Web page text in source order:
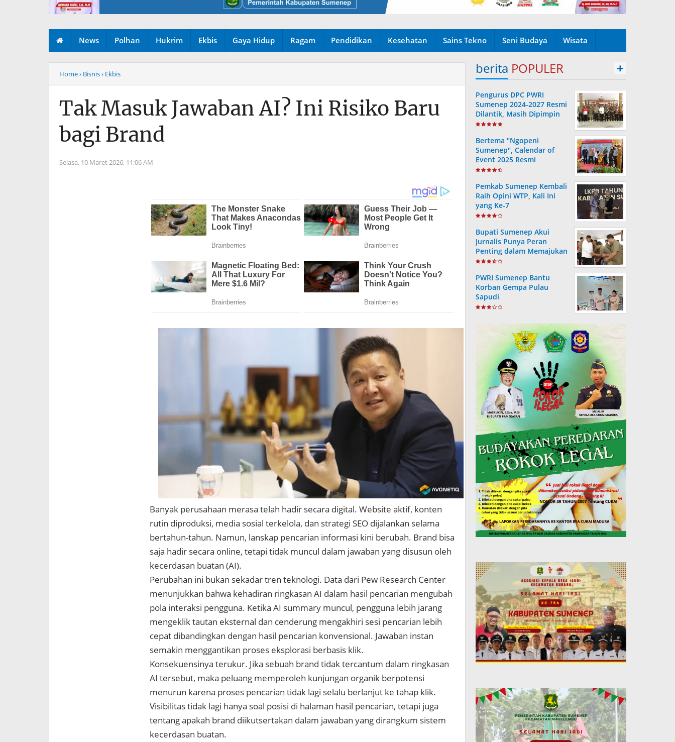
News Polhan Hukrim Ekbis Gaya Hidup Ragam Pendidikan Kesehatan Sains Tekno Seni Budaya Wisata
Home› Bisnis› Ekbis
Tak Masuk Jawaban AI? Ini Risiko Baru
bagi Brand
Selasa, 10 Maret 2026, 11:06 AM
Banyak perusahaan merasa telah hadir secara digital. Website aktif, konten
rutin diproduksi, media sosial terkelola, dan strategi SEO dijalankan selama
bertahun-tahun. Namun, lanskap pencarian informasi kini berubah. Brand bisa
saja hadir secara online, tetapi tidak muncul dalam jawaban yang disusun oleh
kecerdasan buatan (AI).
Perubahan ini bukan sekadar tren teknologi. Data dari Pew Research Center
menunjukkan bahwa kehadiran ringkasan AI dalam hasil pencarian mengubah
pola interaksi pengguna. Ketika AI summary muncul, pengguna lebih jarang
mengeklik tautan eksternal dan cenderung mengakhiri sesi pencarian lebih
cepat dibandingkan dengan hasil pencarian konvensional. Jawaban instan
semakin menggantikan proses eksplorasi berbasis klik.
Konsekuensinya terukur. Jika sebuah brand tidak tercantum dalam ringkasan
AI tersebut, maka peluang memperoleh kunjungan organik berpotensi
menurun karena proses pencarian tidak lagi selalu berlanjut ke tahap klik.
Visibilitas tidak lagi hanya soal posisi di halaman hasil pencarian, tetapi juga
tentang apakah brand diikutsertakan dalam jawaban yang dirangkum sistem
kecerdasan buatan.
berita POPULER +
Pengurus DPC PWRI
Sumenep 2024-2027 Resmi
Dilantik, Masih Dipimpin
Rusydiyono
Bertema "Ngopeni
Sumenep", Calendar of
Event 2025 Resmi
Diluncurkan
Pemkab Sumenep Kembali
Raih Opini WTP, Kali Ini
yang Ke-7
Bupati Sumenep Akui
Jurnalis Punya Peran
Penting dalam Memajukan
Daerah
PWRI Sumenep Bantu
Korban Gempa Pulau
Sapudi